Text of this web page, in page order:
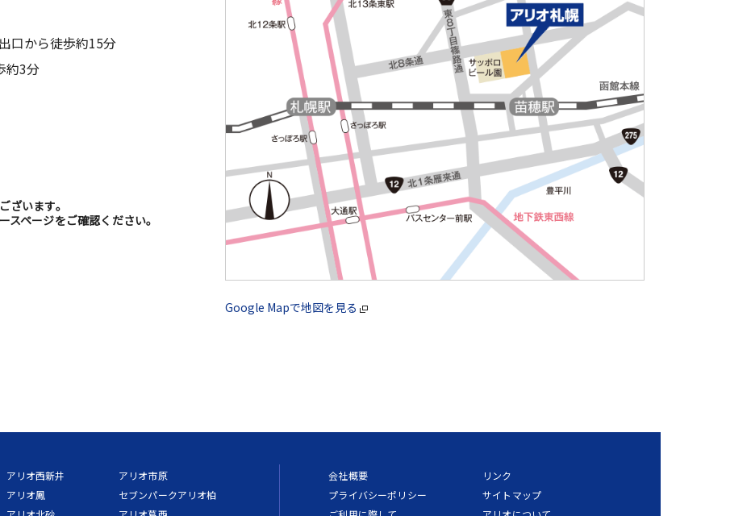
口から徒歩約15分
約3分
ざいます。
ページをご確認ください。
Google Mapで地図を見る
アリオ西新井
アリオ鳳
アリオ市原
セブンパークアリオ柏
会社概要
プライバシーポリシー
リンク
サイトマップ